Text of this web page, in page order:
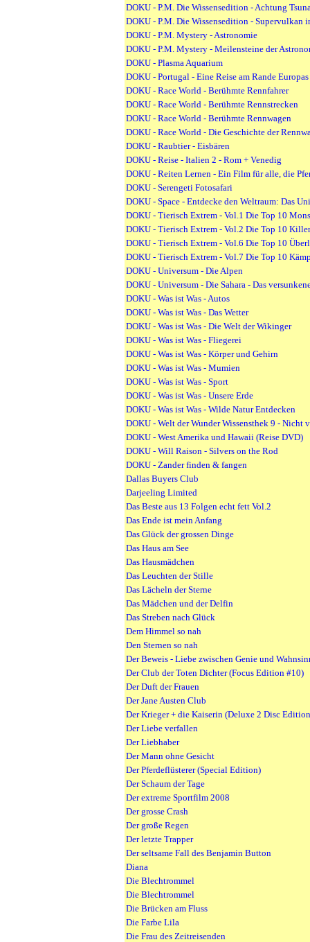
DOKU - P.M. Die Wissensedition - Achtung
DOKU - P.M. Die Wissensedition - Supervulkan
DOKU - P.M. Mystery - Astronomie
DOKU - P.M. Mystery - Meilensteine der
DOKU - Plasma Aquarium
DOKU - Portugal - Eine Reise am Rande Europas
DOKU - Race World - Berühmte Rennfahrer
DOKU - Race World - Berühmte Rennstrecken
DOKU - Race World - Berühmte Rennwagen
DOKU - Race World - Die Geschichte der
DOKU - Raubtier - Eisbären
DOKU - Reise - Italien 2 - Rom + Venedig
DOKU - Reiten Lernen - Ein Film für alle, die
DOKU - Serengeti Fotosafari
DOKU - Space - Entdecke den Weltraum: Das
DOKU - Tierisch Extrem - Vol.1 Die Top 10
DOKU - Tierisch Extrem - Vol.2 Die Top 10
DOKU - Tierisch Extrem - Vol.6 Die Top 10
DOKU - Tierisch Extrem - Vol.7 Die Top 10
DOKU - Universum - Die Alpen
DOKU - Universum - Die Sahara - Das
DOKU - Was ist Was - Autos
DOKU - Was ist Was - Das Wetter
DOKU - Was ist Was - Die Welt der Wikinger
DOKU - Was ist Was - Fliegerei
DOKU - Was ist Was - Körper und Gehirn
DOKU - Was ist Was - Mumien
DOKU - Was ist Was - Sport
DOKU - Was ist Was - Unsere Erde
DOKU - Was ist Was - Wilde Natur Entdecken
DOKU - Welt der Wunder Wissensthek 9 - Nicht
DOKU - West Amerika und Hawaii (Reise DVD)
DOKU - Will Raison - Silvers on the Rod
DOKU - Zander finden & fangen
Dallas Buyers Club
Darjeeling Limited
Das Beste aus 13 Folgen echt fett Vol.2
Das Ende ist mein Anfang
Das Glück der grossen Dinge
Das Haus am See
Das Hausmädchen
Das Leuchten der Stille
Das Lächeln der Sterne
Das Mädchen und der Delfin
Das Streben nach Glück
Dem Himmel so nah
Den Sternen so nah
Der Beweis - Liebe zwischen Genie und
Der Club der Toten Dichter (Focus Edition #10)
Der Duft der Frauen
Der Jane Austen Club
Der Krieger + die Kaiserin (Deluxe 2 Disc
Der Liebe verfallen
Der Liebhaber
Der Mann ohne Gesicht
Der Pferdeflüsterer (Special Edition)
Der Schaum der Tage
Der extreme Sportfilm 2008
Der grosse Crash
Der große Regen
Der letzte Trapper
Der seltsame Fall des Benjamin Button
Diana
Die Blechtrommel
Die Blechtrommel
Die Brücken am Fluss
Die Farbe Lila
Die Frau des Zeitreisenden